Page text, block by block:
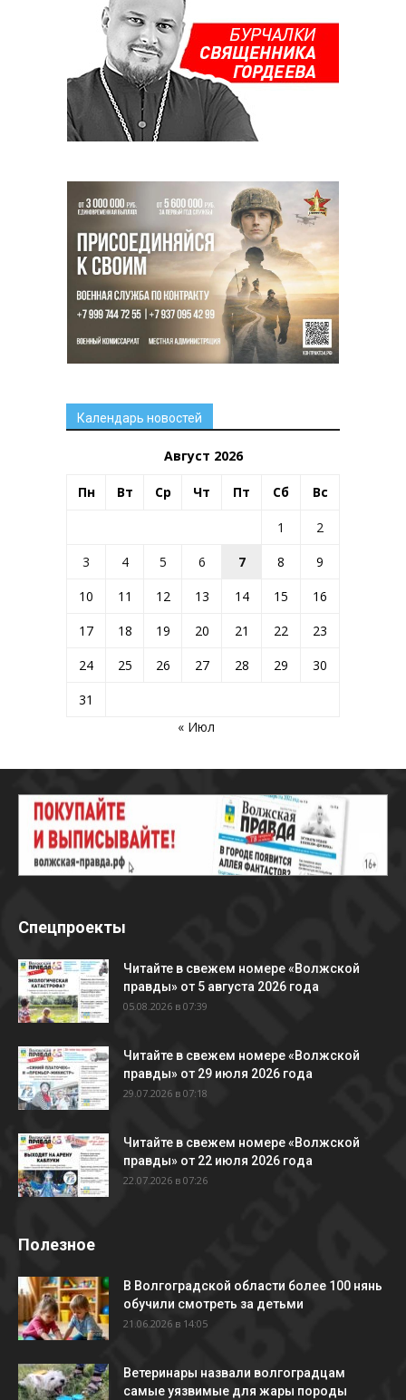
Календарь новостей
Август 2026
Пн Вт Ср Чт Пт Сб Вс
1
2
3
4 5 6 7 8
9
10
11 12 13 14 15
16
17
18 19 20 21 22
23
24
25 26 27 28 29
30
31
« Июл
Спецпроекты
Читайте в свежем номере «Волжской
правды» от 5 августа 2026 года
05.08.2026 в 07:39
Читайте в свежем номере «Волжской
правды» от 29 июля 2026 года
29.07.2026 в 07:18
Читайте в свежем номере «Волжской
правды» от 22 июля 2026 года
22.07.2026 в 07:26
Полезное
В Волгоградской области более 100 нянь
обучили смотреть за детьми
21.06.2026 в 14:05
Ветеринары назвали волгоградцам
самые уязвимые для жары породы